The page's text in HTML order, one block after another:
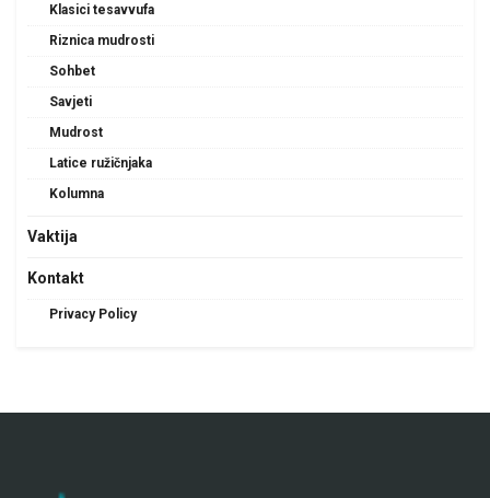
Klasici tesavvufa
Riznica mudrosti
Sohbet
Savjeti
Mudrost
Latice ružičnjaka
Kolumna
Vaktija
Kontakt
Privacy Policy